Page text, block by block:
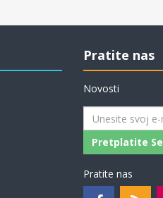
Pratite nas
Novosti
Pretplatite Se
Pratite nas